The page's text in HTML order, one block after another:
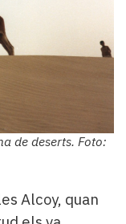
de deserts. Foto:
Alcoy, quan